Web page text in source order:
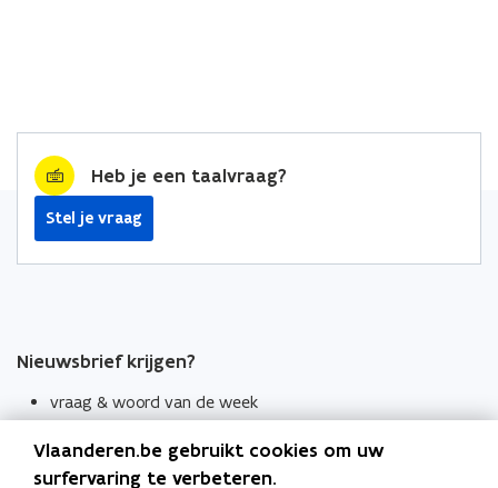
Heb je een taalvraag?
Stel je vraag
Nieuwsbrief krijgen?
vraag & woord van de week
Schrijf je in
Vlaanderen.be gebruikt cookies om uw
surfervaring te verbeteren.